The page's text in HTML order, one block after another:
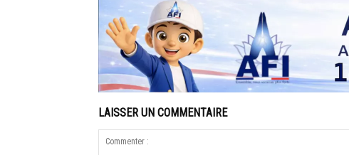
LAISSER UN COMMENTAIRE